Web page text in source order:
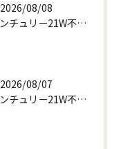
2026/08/08
センチュリー21W不動産販売で来店予約から土地売却相談
2026/08/07
センチュリー21W不動産販売の駅近相談と地域目線